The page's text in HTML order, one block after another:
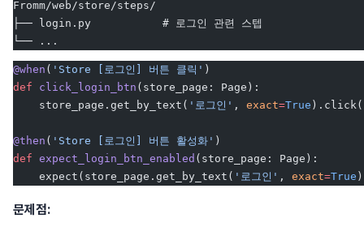
Fromm/web/store/steps/
├── login.py           # 로그인 관련 스텝
└── ...
@when ( 'Store [로그인] 버튼 클릭' )
def click_login_btn (store_page: Page):
    store_page.get_by_text(
'로그인' , exact=True
@then ( 'Store [로그인] 버튼 활성화' )
def expect_login_btn_enabled (store_page: Page):
    expect(store_page.get_by_text(
'로그인' , exact=True
문제점: